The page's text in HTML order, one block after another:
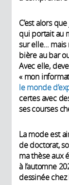
C’est alors
qui portait au
sur elle… mais
bière au bar
Avec elle,
« mon
le monde
certes avec
ses courses
La mode est
de doctorat,
ma thèse aux
à l’automne
dessinée